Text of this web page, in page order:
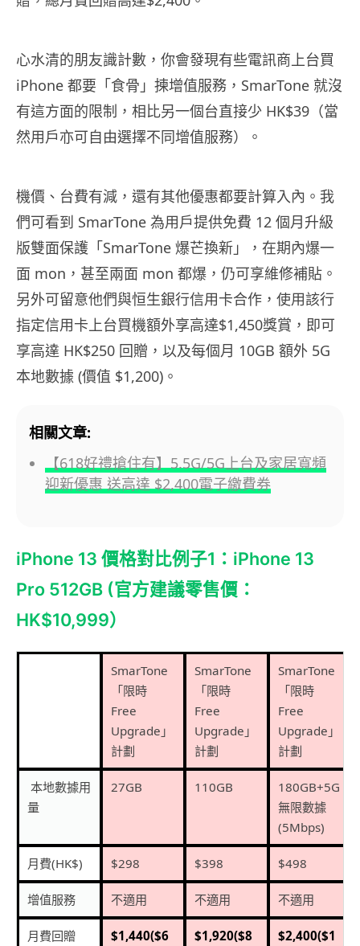
心水清的朋友識計數，你會發現有些電訊商上台買
iPhone 都要「食骨」揀增值服務，SmarTone 就沒
有這方面的限制，相比另一個台直接少 HK$39（當
然用戶亦可自由選擇不同增值服務）。
機價、台費有減，還有其他優惠都要計算入內。我
們可看到 SmarTone 為用戶提供免費 12 個月升級
版雙面保護「SmarTone 爆芒換新」，在期內爆一
面 mon，甚至兩面 mon 都爆，仍可享維修補貼。
另外可留意他們與恒生銀行信用卡合作，使用該行
指定信用卡上台買機額外享高達$1,450獎賞，即可
享高達 HK$250 回贈，以及每個月 10GB 額外 5G
本地數據 (價值 $1,200)。
相關文章:
【618好禮搶住有】5.5G/5G上台及家居寬頻
迎新優惠 送高達 $2,400電子繳費券
iPhone 13 價格對比例子1：iPhone 13
Pro 512GB (官方建議零售價：
HK$10,999）
SmarTone
「限時
Free
Upgrade 」
計劃
SmarTone
「限時
Free
Upgrade 」
計劃
SmarTone
「限時
Free
Upgrade 」
計劃
本地數據用
量
27GB 110GB
180GB+5G
無限數據
(5Mbps)
月費(HK$) $298 $398 $498
增值服務 不適用 不適用 不適用
月費回贈
$1,440($6
$1,920($8
$2,400($1